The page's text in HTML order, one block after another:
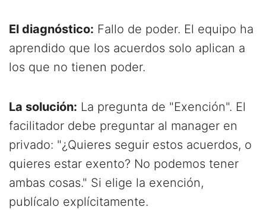
El diagnóstico: Fallo de poder. El equipo ha
aprendido que los acuerdos solo aplican a
los que no tienen poder.
La solución: La pregunta de "Exención". El
facilitador debe preguntar al manager en
privado: "¿Quieres seguir estos acuerdos, o
quieres estar exento? No podemos tener
ambas cosas." Si elige la exención,
publícalo explícitamente.